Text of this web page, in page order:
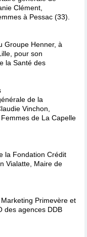
Clément,
à Pessac (33).
Groupe Henner, à
pour son
la Santé des
de la
Vinchon,
de La Capelle
la Fondation Crédit
Vialatte, Maire de
Primevère et
des agences DDB